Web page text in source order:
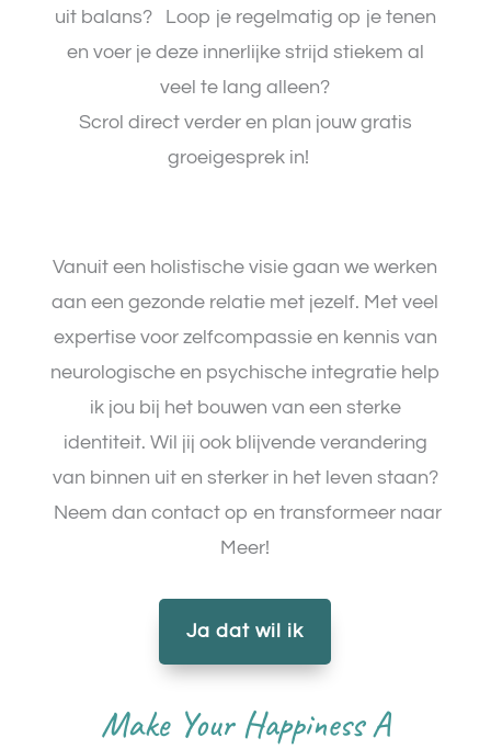
uit balans? Loop je regelmatig op je tenen
en voer je deze innerlijke strijd stiekem al
veel te lang alleen?
Scrol direct verder en plan jouw gratis
groeigesprek in!
Vanuit een holistische visie gaan we werken
aan een gezonde relatie met jezelf. Met veel
expertise voor zelfcompassie en kennis van
neurologische en psychische integratie help
ik jou bij het bouwen van een sterke
identiteit. Wil jij ook blijvende verandering
van binnen uit en sterker in het leven staan?
Neem dan contact op en transformeer naar
Meer!
Ja dat wil ik
Make Your Happiness A